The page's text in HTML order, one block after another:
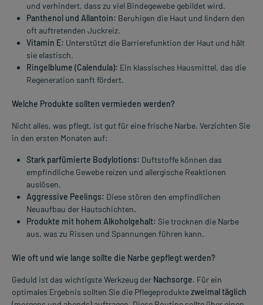
und verhindert, dass zu viel Bindegewebe gebildet wird.
Panthenol und Allantoin: Beruhigen die Haut und lindern den
oft auftretenden Juckreiz.
Vitamin E: Unterstützt die Barrierefunktion der Haut und hält
sie elastisch.
Ringelblume (Calendula): Ein klassisches Hausmittel, das die
Regeneration sanft fördert.
Welche Produkte sollten vermieden werden?
Nicht alles, was pflegt, ist gut für eine frische Narbe. Verzichten Sie
in den ersten Monaten auf:
Stark parfümierte Bodylotions: Duftstoffe können das
empfindliche Gewebe reizen und allergische Reaktionen
auslösen.
Aggressive Peelings: Diese stören den empfindlichen
Neuaufbau der Hautschichten.
Produkte mit hohem Alkoholgehalt: Sie trocknen die Narbe
aus, was zu Rissen und Spannungen führen kann.
Wie oft und wie lange sollte die Narbe gepflegt werden?
Geduld ist das wichtigste Werkzeug der Nachsorge. Für ein
optimales Ergebnis sollten Sie die Pflegeproduktezweimal täglich